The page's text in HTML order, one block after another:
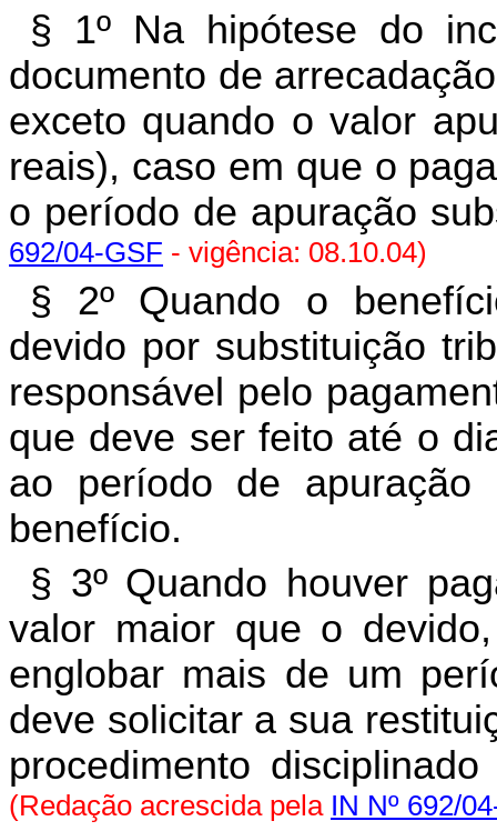
§ 1º Na hipótese do
documento de
exceto quando o valor
reais), caso em que o
o período de apuração
692/04-GSF - vigência: 08.10.04)
§ 2º Quando o
devido por substituição
responsável pelo
que deve ser feito até o
ao período de apuração
benefício.
§ 3º Quando houver
valor maior que o
englobar mais de um
deve solicitar a sua
procedimento
(Redação acrescida pela IN Nº 692/